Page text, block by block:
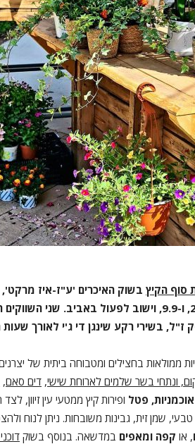
סוף הקיץ בשוק האיכרים 'ע"ז-איז
עם שני ימי שוק שישי אחרונים- 26.8, ו-9.9, וישוב לפעול
ז"ל, בשירי רקע שינגן די ג'י לאורך
ממולאות בחצילים ומטבוחה ביתית של
ונתחי בשר שלמים לארוחת שישי, דים סאם,
פטל ופירות קיץ ממטעי עין זיוון,
שמן זית, גבינות משובחות. ניתן לנוח
, או קפה ומאפים במדשאה. בנוסף בשוק